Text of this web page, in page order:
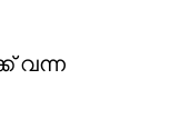
വന്ന